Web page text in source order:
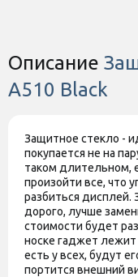
Описание
A510 Black
Защитное стекло -
покупается не на
таком длительном,
произойти все, что
разбиться дисплей.
дорого, лучше
стоимости будет
носке гаджет лежит
есть у всех, будут
портится внешний